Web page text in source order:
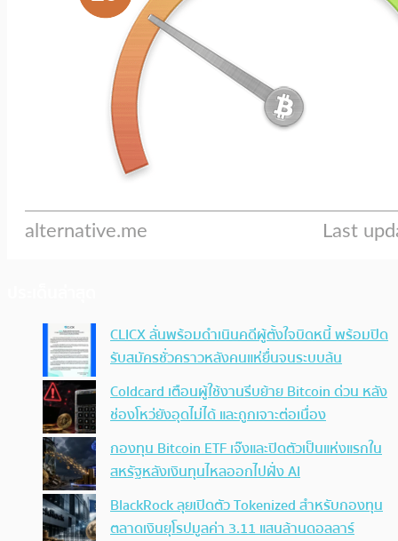
CLICX ลั่นพร้อมดำเนินคดีผู้ตั้งใจบิดหนี้ พร้อมปิด
รับสมัครชั่วคราวหลังคนแห่ยื่นจนระบบล้น
Coldcard เตือนผู้ใช้งานรีบย้าย Bitcoin ด่วน หลัง
ช่องโหว่ยังอุดไม่ได้ และถูกเจาะต่อเนื่อง
กองทุน Bitcoin ETF เจ๊งและปิดตัวเป็นแห่งแรกใน
สหรัฐหลังเงินทุนไหลออกไปฝั่ง AI
BlackRock ลุยเปิดตัว Tokenized สำหรับกองทุน
ตลาดเงินยุโรปมูลค่า 3.11 แสนล้านดอลลาร์